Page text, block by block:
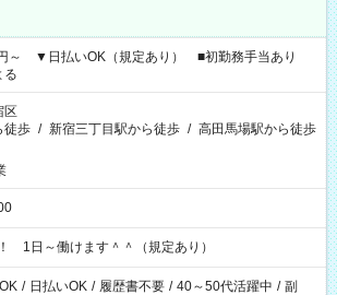
～ ▼日払いOK（規定あり） ■初勤務手当あり
る
区
徒歩 / 新宿三丁目駅から徒歩 / 高田馬場駅から徒歩
1日～働けます＾＾（規定あり）
/ 日払いOK / 履歴書不要 / 40～50代活躍中 / 副